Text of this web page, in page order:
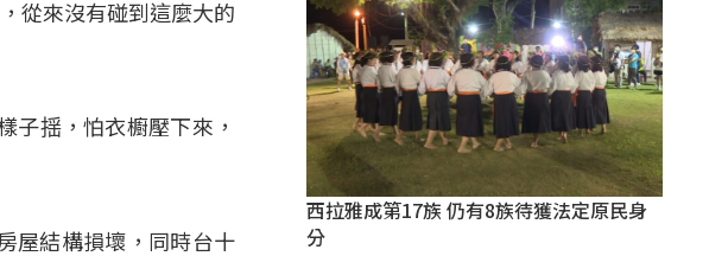
從來沒有碰到這麼大的
子揺，怕衣櫥壓下來，
屋結構損壞，同時台十
西拉雅成第17族 仍有8族待獲法定原民身
分